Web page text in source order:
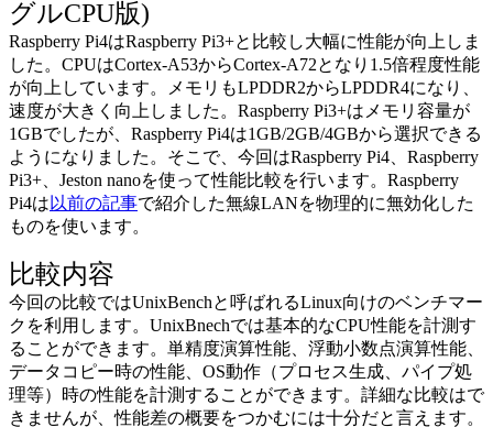
グルCPU版)
Raspberry Pi4はRaspberry Pi3+と比較し大幅に性能が向上しま
した。CPUはCortex-A53からCortex-A72となり1.5倍程度性能
が向上しています。メモリもLPDDR2からLPDDR4になり、
速度が大きく向上しました。Raspberry Pi3+はメモリ容量が
1GBでしたが、Raspberry Pi4は1GB/2GB/4GBから選択できる
ようになりました。そこで、今回はRaspberry Pi4、Raspberry
Pi3+、Jeston nanoを使って性能比較を行います。Raspberry
Pi4は 以前の記事で紹介した無線LANを物理的に無効化した
ものを使います。
比較内容
今回の比較ではUnixBenchと呼ばれるLinux向けのベンチマー
クを利用します。UnixBnechでは基本的なCPU性能を計測す
ることができます。単精度演算性能、浮動小数点演算性能、
データコピー時の性能、OS動作（プロセス生成、パイプ処
理等）時の性能を計測することができます。詳細な比較はで
きませんが、性能差の概要をつかむには十分だと言えます。